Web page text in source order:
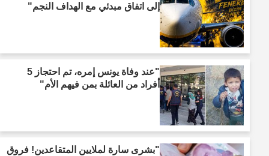
إلى اتفاق مبدئي مع الهداف النجم"
"عند وفاة يونس إمره، تم احتجاز 5
أفراد من العائلة بمن فيهم الأم"
"بشرى سارة لملايين المتقاعدين! فروق